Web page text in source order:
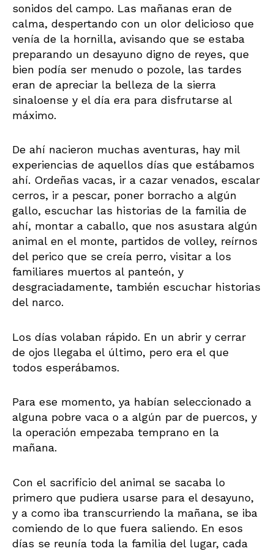
sonidos del campo. Las mañanas eran de
calma, despertando con un olor delicioso que
venía de la hornilla, avisando que se estaba
preparando un desayuno digno de reyes, que
bien podía ser menudo o pozole, las tardes
eran de apreciar la belleza de la sierra
sinaloense y el día era para disfrutarse al
máximo.
De ahí nacieron muchas aventuras, hay mil
experiencias de aquellos días que estábamos
ahí. Ordeñas vacas, ir a cazar venados, escalar
cerros, ir a pescar, poner borracho a algún
gallo, escuchar las historias de la familia de
ahí, montar a caballo, que nos asustara algún
animal en el monte, partidos de volley, reírnos
del perico que se creía perro, visitar a los
familiares muertos al panteón, y
desgraciadamente, también escuchar historias
del narco.
Los días volaban rápido. En un abrir y cerrar
de ojos llegaba el último, pero era el que
todos esperábamos.
Para ese momento, ya habían seleccionado a
alguna pobre vaca o a algún par de puercos, y
la operación empezaba temprano en la
mañana.
Con el sacrificio del animal se sacaba lo
primero que pudiera usarse para el desayuno,
y a como iba transcurriendo la mañana, se iba
comiendo de lo que fuera saliendo. En esos
días se reunía toda la familia del lugar, cada